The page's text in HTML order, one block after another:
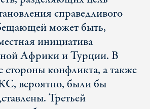
справедливого
может быть,
инициатива
Африки и Турции. В
стороны конфликта, а также
вероятно, были бы
Третьей